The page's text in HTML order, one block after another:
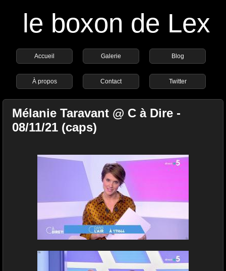
le boxon de Lex
Accueil Galerie Blog
À propos Contact Twitter
Mélanie Taravant @ C à Dire -
08/11/21 (caps)